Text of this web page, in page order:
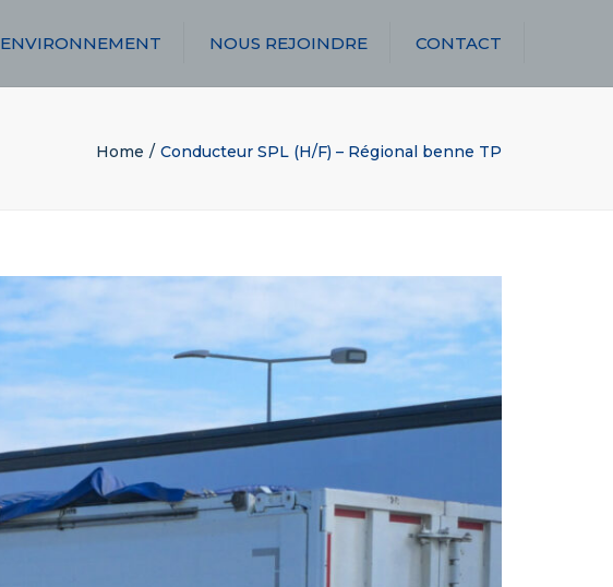
ENVIRONNEMENT NOUS REJOINDRE CONTACT
Home Conducteur SPL (H/F) – Régional benne TP